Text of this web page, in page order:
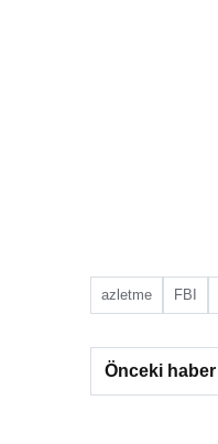
azletme FBI
Önceki haber